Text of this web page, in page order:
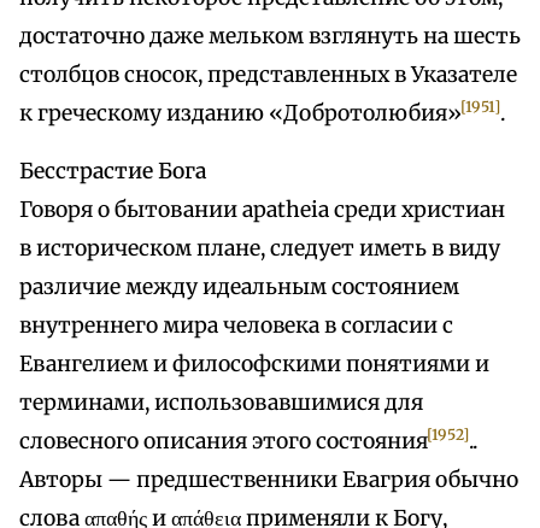
достаточно даже мельком взглянуть на шесть
столбцов сносок, представленных в Указателе
к греческому изданию «Добротолюбия»[1951].
Бесстрастие Бога
Говоря о бытовании apatheia среди христиан
в историческом плане, следует иметь в виду
различие между идеальным состоянием
внутреннего мира человека в согласии с
Евангелием и философскими понятиями и
терминами, использовавшимися для
словесного описания этого состояния[1952]..
Авторы — предшественники Евагрия обычно
слова απαθής и απάθεια применяли к Богу,